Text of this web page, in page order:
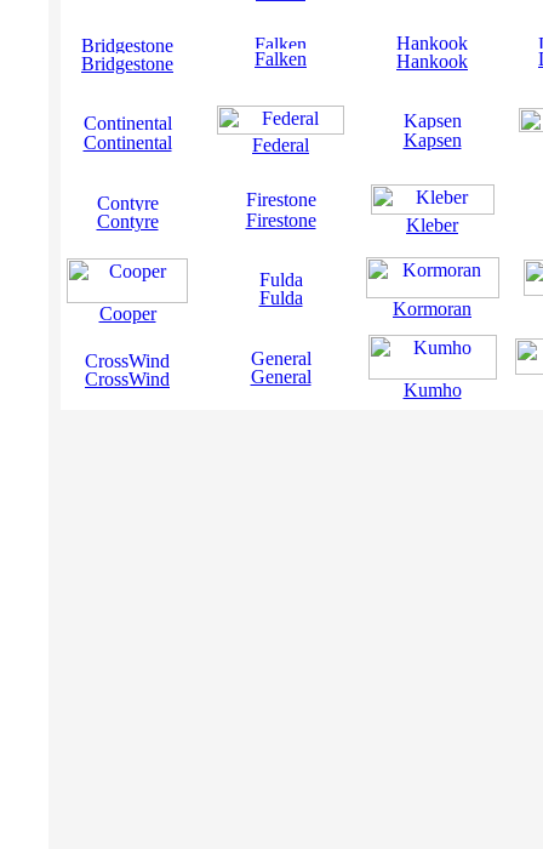
Bridgestone
Continental
Contyre
Cooper
CrossWind
Falken
Federal
Firestone
Fulda
General
Hankook
Kapsen
Kleber
Kormoran
Kumho